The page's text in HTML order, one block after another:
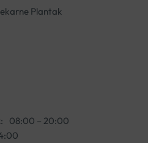
Plantak
08:00 – 20:00